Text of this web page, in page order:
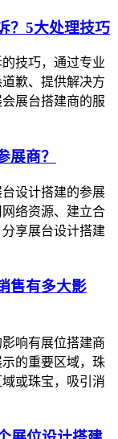
？5大处理技巧
技巧，通过专业
歉、提供解决方
展台搭建商的服
展商？
设计搭建的参展
络资源、建立合
享展台设计搭建
售有多大影
响有展位搭建商
的重要区域，珠
或珠宝，吸引消